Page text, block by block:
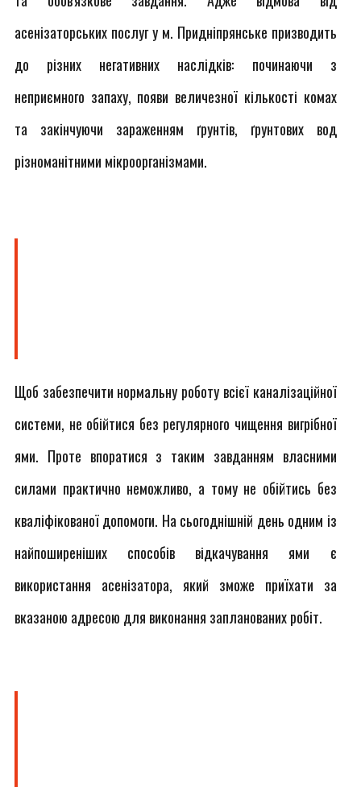
асенізаторських послуг у м. Придніпрянське призводить
до різних негативних наслідків: починаючи з
неприємного запаху, появи величезної кількості комах
та закінчуючи зараженням ґрунтів, ґрунтових вод
різноманітними мікроорганізмами.
Щоб забезпечити нормальну роботу всієї каналізаційної
системи, не обійтися без регулярного чищення вигрібної
ями. Проте впоратися з таким завданням власними
силами практично неможливо, а тому не обійтись без
кваліфікованої допомоги. На сьогоднішній день одним із
найпоширеніших способів відкачування ями є
використання асенізатора, який зможе приїхати за
вказаною адресою для виконання запланованих робіт.